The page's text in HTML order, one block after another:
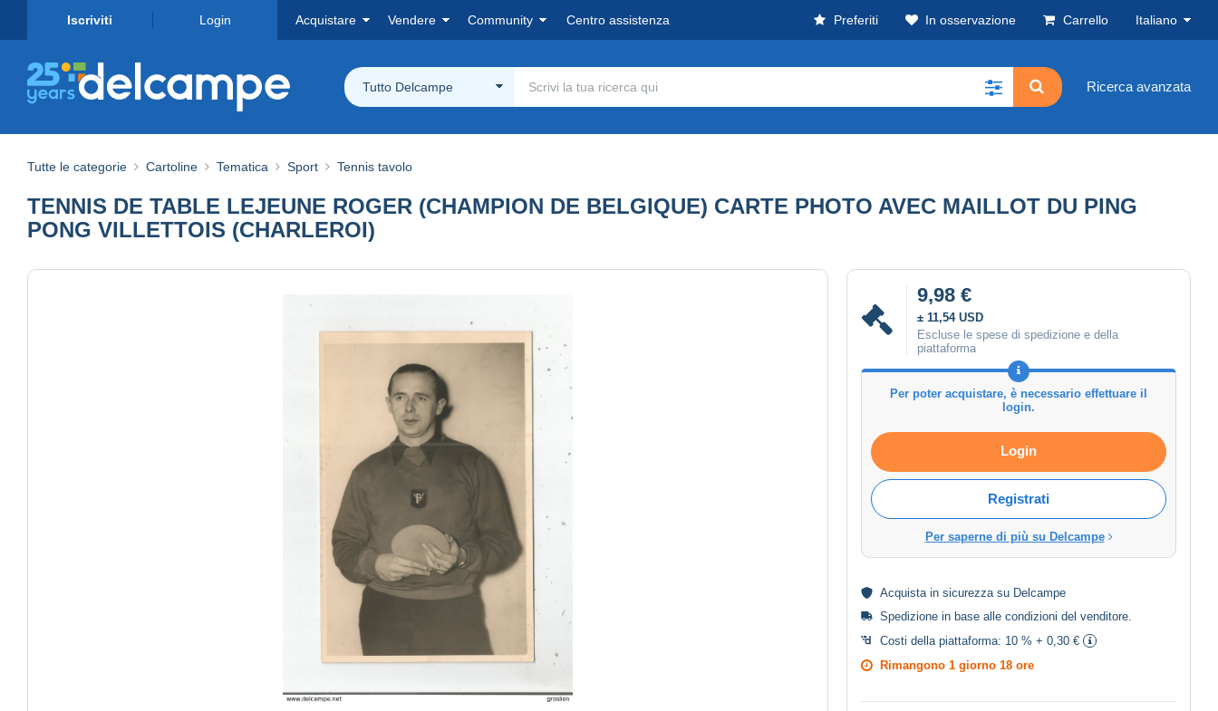
Iscriviti Login Acquistare Vendere Community Centro assistenza Preferiti In osservazione Carrello Italiano
Tutto Delcampe Ricerca avanzata
Tutte le categorie Cartoline Tematica Sport Tennis tavolo
TENNIS DE TABLE LEJEUNE ROGER (CHAMPION DE BELGIQUE) CARTE PHOTO AVEC MAILLOT DU PING
PONG VILLETTOIS (CHARLEROI)
9,98 €
± 11,54 USD
Escluse le spese di spedizione e della
piattaforma
Per poter acquistare, è necessario effettuare il
login.
Login
Registrati
Per saperne di più su Delcampe
Acquista in sicurezza su Delcampe
Spedizione in base alle condizioni del venditore
Costi della piattaforma: 10 % + 0,30 €
Rimangono 1 giorno 18 ore